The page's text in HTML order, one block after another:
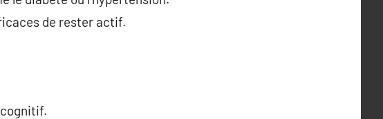
de rester actif.